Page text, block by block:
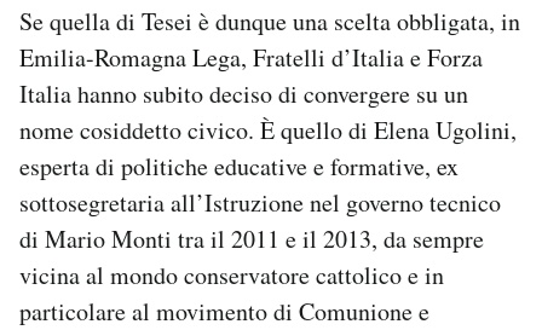
Se quella di Tesei è dunque una scelta obbligata, in
Emilia-Romagna Lega, Fratelli d’Italia e Forza
Italia hanno subito deciso di convergere su un
nome cosiddetto civico. È quello di Elena Ugolini,
esperta di politiche educative e formative, ex
sottosegretaria all’Istruzione nel governo tecnico
di Mario Monti tra il 2011 e il 2013, da sempre
vicina al mondo conservatore cattolico e in
particolare al movimento di Comunione e